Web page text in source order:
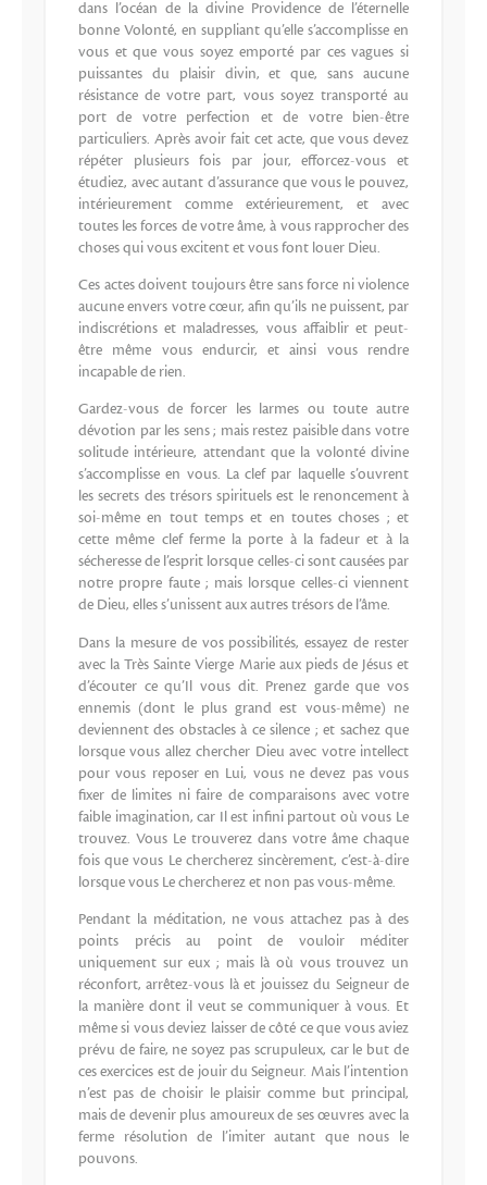
dans l’océan de la divine Providence de l’éternelle
bonne Volonté, en suppliant qu’elle s’accomplisse en
vous et que vous soyez emporté par ces vagues si
puissantes du plaisir divin, et que, sans aucune
résistance de votre part, vous soyez transporté au
port de votre perfection et de votre bien-être
particuliers. Après avoir fait cet acte, que vous devez
répéter plusieurs fois par jour, efforcez-vous et
étudiez, avec autant d’assurance que vous le pouvez,
intérieurement comme extérieurement, et avec
toutes les forces de votre âme, à vous rapprocher des
choses qui vous excitent et vous font louer Dieu.
Ces actes doivent toujours être sans force ni violence
aucune envers votre cœur, afin qu’ils ne puissent, par
indiscrétions et maladresses, vous affaiblir et peut-
être même vous endurcir, et ainsi vous rendre
incapable de rien.
Gardez-vous de forcer les larmes ou toute autre
dévotion par les sens ; mais restez paisible dans votre
solitude intérieure, attendant que la volonté divine
s’accomplisse en vous. La clef par laquelle s’ouvrent
les secrets des trésors spirituels est le renoncement à
soi-même en tout temps et en toutes choses ; et
cette même clef ferme la porte à la fadeur et à la
sécheresse de l’esprit lorsque celles-ci sont causées par
notre propre faute ; mais lorsque celles-ci viennent
de Dieu, elles s’unissent aux autres trésors de l’âme.
Dans la mesure de vos possibilités, essayez de rester
avec la Très Sainte Vierge Marie aux pieds de Jésus et
d’écouter ce qu’Il vous dit. Prenez garde que vos
ennemis (dont le plus grand est vous-même) ne
deviennent des obstacles à ce silence ; et sachez que
lorsque vous allez chercher Dieu avec votre intellect
pour vous reposer en Lui, vous ne devez pas vous
fixer de limites ni faire de comparaisons avec votre
faible imagination, car Il est infini partout où vous Le
trouvez. Vous Le trouverez dans votre âme chaque
fois que vous Le chercherez sincèrement, c’est-à-dire
lorsque vous Le chercherez et non pas vous-même.
Pendant la méditation, ne vous attachez pas à des
points précis au point de vouloir méditer
uniquement sur eux ; mais là où vous trouvez un
réconfort, arrêtez-vous là et jouissez du Seigneur de
la manière dont il veut se communiquer à vous. Et
même si vous deviez laisser de côté ce que vous aviez
prévu de faire, ne soyez pas scrupuleux, car le but de
ces exercices est de jouir du Seigneur. Mais l’intention
n’est pas de choisir le plaisir comme but principal,
mais de devenir plus amoureux de ses œuvres avec la
ferme résolution de l’imiter autant que nous le
pouvons.